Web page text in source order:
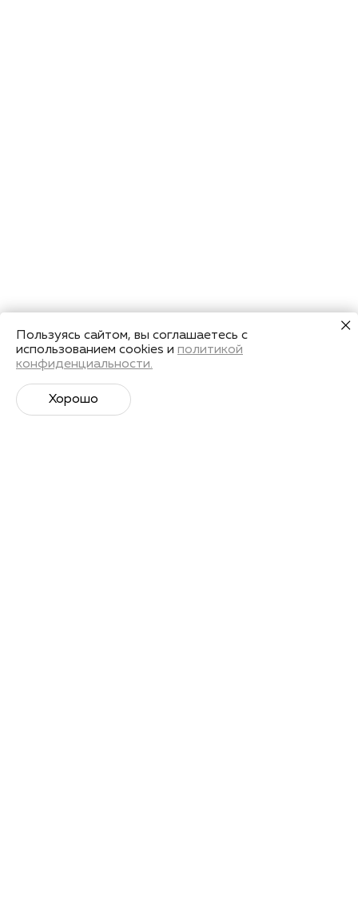
Пользуясь сайтом, вы соглашаетесь с
использованием cookies и политикой
конфиденциальности.
Хорошо